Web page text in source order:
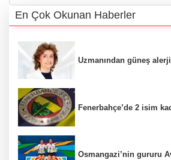
En Çok Okunan Haberler
Uzmanından güneş
Fenerbahçe’de 2 isim
Osmangazi’nin gururu